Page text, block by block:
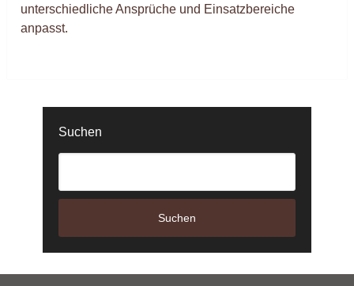
unterschiedliche Ansprüche und Einsatzbereiche
anpasst.
Suchen
Suchen